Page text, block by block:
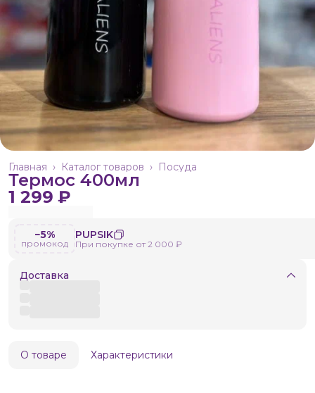
Посуда
Каталог товаров ›
Главная ›
Термос 400мл
1 299 ₽
−5%
промокод
PUPSIK
При покупке от 2 000 ₽
Доставка
О товаре Характеристики